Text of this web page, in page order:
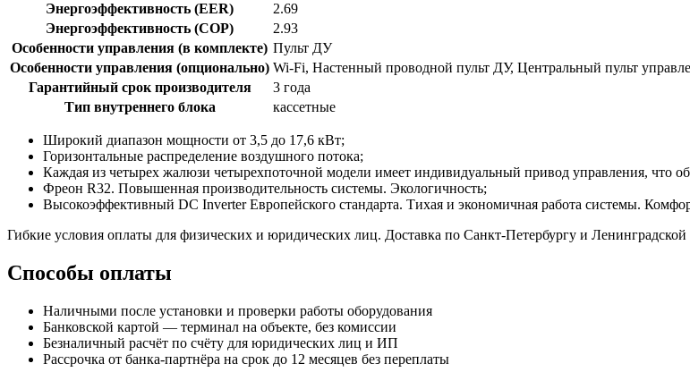
Энергоэффективность (EER)
2.69
Энергоэффективность (COP)
2.93
Особенности управления (в комплекте) Пульт ДУ
Особенности управления (опционально) Wi-Fi, Настенный проводной пульт ДУ, Центральный пульт
Гарантийный срок производителя
3 года
Тип внутреннего блока
кассетные
Широкий диапазон мощности от 3,5 до 17,6 кВт;
Горизонтальные распределение воздушного потока;
Каждая из четырех жалюзи четырехпоточной модели имеет индивидуальный привод управления, что
Фреон R32. Повышенная производительность системы. Экологичность;
Высокоэффективный DC Inverter Европейского стандарта. Тихая и экономичная работа системы.
Гибкие условия оплаты для физических и юридических лиц. Доставка по Санкт-Петербургу и Ленинградской
Способы оплаты
Наличными после установки и проверки работы оборудования
Банковской картой — терминал на объекте, без комиссии
Безналичный расчёт по счёту для юридических лиц и ИП
Рассрочка от банка-партнёра на срок до 12 месяцев без переплаты